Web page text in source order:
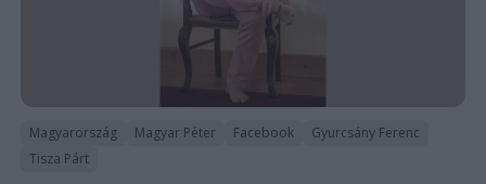
Magyarország Magyar Péter Facebook
Gyurcsány Ferenc
Tisza Párt